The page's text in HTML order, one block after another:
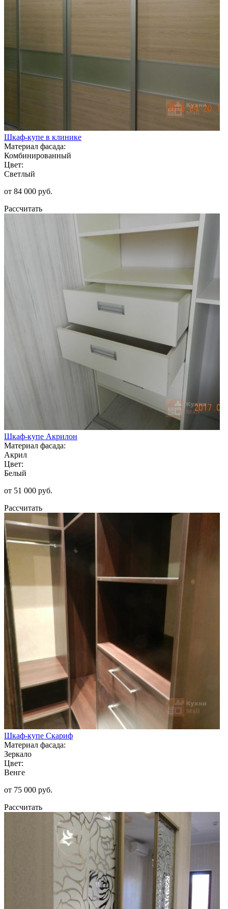
Шкаф-купе в клинике
Материал фасада:
Комбинированный
Цвет:
Светлый
от 84 000 руб.
Рассчитать
Шкаф-купе Акрилон
Материал фасада:
Акрил
Цвет:
Белый
от 51 000 руб.
Рассчитать
Шкаф-купе Скариф
Материал фасада:
Зеркало
Цвет:
Венге
от 75 000 руб.
Рассчитать